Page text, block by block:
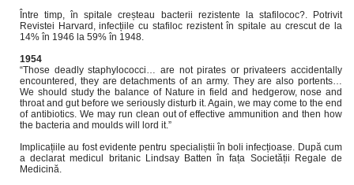
Între timp, în spitale creșteau bacterii rezistente la stafilococ?. Potrivit
Revistei Harvard, infecțiile cu stafiloc rezistent în spitale au crescut de la
14% în 1946 la 59% în 1948.
1954
“Those deadly staphylococci… are not pirates or privateers accidentally
encountered, they are detachments of an army. They are also portents…
We should study the balance of Nature in field and hedgerow, nose and
throat and gut before we seriously disturb it. Again, we may come to the end
of antibiotics. We may run clean out of effective ammunition and then how
the bacteria and moulds will lord it.”
Implicațiile au fost evidente pentru specialiștii în boli infecțioase. După cum
a declarat medicul britanic Lindsay Batten în fața Societății Regale de
Medicină.